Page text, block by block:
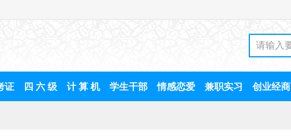
证 四 六 级 计 算 机 学生干部 情感恋爱 兼职实习 创业经商